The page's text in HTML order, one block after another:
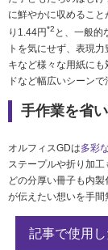
に鮮やかに収めるこ
り1.44円*2 と、一般的
トを気にせず、表現
キなど様々な用紙に
ドなど幅広いシーンで
手作業を省
オルフィスGDは多彩
ステープルや折り加
どの分厚い冊子も内
が伝えたい想いを手間
記事で使用